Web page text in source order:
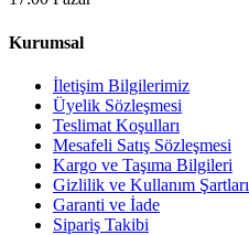
Kurumsal
İletişim Bilgilerimiz
Üyelik Sözleşmesi
Teslimat Koşulları
Mesafeli Satış Sözleşmesi
Kargo ve Taşıma Bilgileri
Gizlilik ve Kullanım Şartları
Garanti ve İade
Sipariş Takibi